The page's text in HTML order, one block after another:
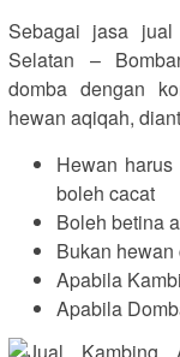
Sebagai jasa
Selatan –
domba dengan
hewan aqiqah,
Hewan
boleh cacat
Boleh betina
Bukan hewan
Apabila
Apabila